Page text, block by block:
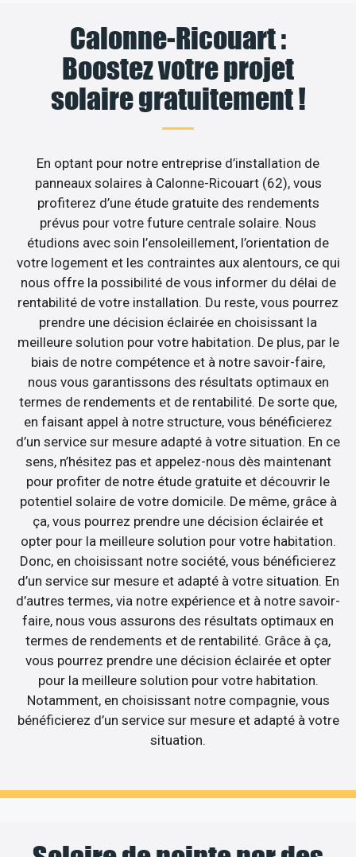
Calonne-Ricouart :
Boostez votre projet
solaire gratuitement !
En optant pour notre entreprise d’installation de
panneaux solaires à Calonne-Ricouart (62), vous
profiterez d’une étude gratuite des rendements
prévus pour votre future centrale solaire. Nous
étudions avec soin l’ensoleillement, l’orientation de
votre logement et les contraintes aux alentours, ce qui
nous offre la possibilité de vous informer du délai de
rentabilité de votre installation. Du reste, vous pourrez
prendre une décision éclairée en choisissant la
meilleure solution pour votre habitation. De plus, par le
biais de notre compétence et à notre savoir-faire,
nous vous garantissons des résultats optimaux en
termes de rendements et de rentabilité. De sorte que,
en faisant appel à notre structure, vous bénéficierez
d’un service sur mesure adapté à votre situation. En ce
sens, n’hésitez pas et appelez-nous dès maintenant
pour profiter de notre étude gratuite et découvrir le
potentiel solaire de votre domicile. De même, grâce à
ça, vous pourrez prendre une décision éclairée et
opter pour la meilleure solution pour votre habitation.
Donc, en choisissant notre société, vous bénéficierez
d’un service sur mesure et adapté à votre situation. En
d’autres termes, via notre expérience et à notre savoir-
faire, nous vous assurons des résultats optimaux en
termes de rendements et de rentabilité. Grâce à ça,
vous pourrez prendre une décision éclairée et opter
pour la meilleure solution pour votre habitation.
Notamment, en choisissant notre compagnie, vous
bénéficierez d’un service sur mesure et adapté à votre
situation.